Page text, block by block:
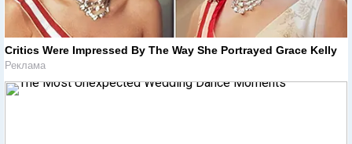
Critics Were Impressed By The Way She Portrayed Grace Kelly
Реклама